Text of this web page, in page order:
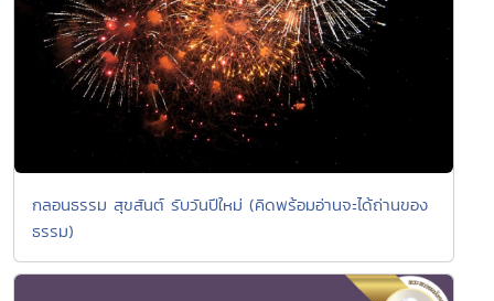
กลอนธรรม สุขสันต์ รับวันปีใหม่ (คิดพร้อมอ่านจะได้ถ่านของ
ธรรม)